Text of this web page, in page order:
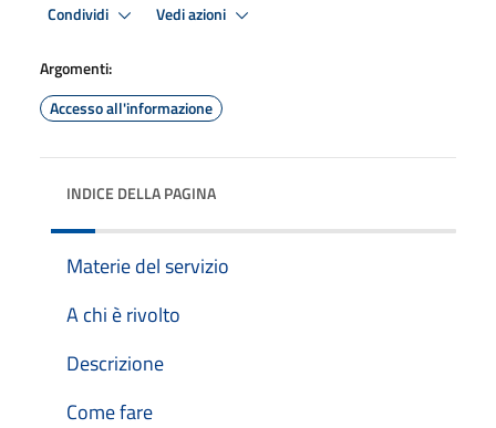
Condividi Vedi azioni
Argomenti:
Accesso all'informazione
INDICE DELLA PAGINA
Materie del servizio
A chi è rivolto
Descrizione
Come fare